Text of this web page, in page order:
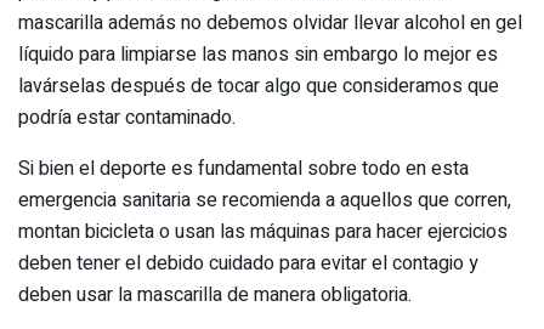
mascarilla además no debemos olvidar llevar alcohol en gel
líquido para limpiarse las manos sin embargo lo mejor es
lavárselas después de tocar algo que consideramos que
podría estar contaminado.
Si bien el deporte es fundamental sobre todo en esta
emergencia sanitaria se recomienda a aquellos que corren,
montan bicicleta o usan las máquinas para hacer ejercicios
deben tener el debido cuidado para evitar el contagio y
deben usar la mascarilla de manera obligatoria.